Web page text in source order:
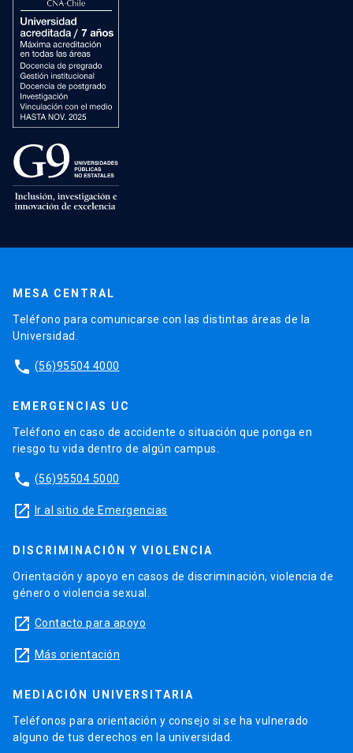
MESA CENTRAL
Teléfono para comunicarse con las distintas áreas de la
Universidad.
phone (56)95504 4000
EMERGENCIAS UC
Teléfono en caso de accidente o situación que ponga en
riesgo tu vida dentro de algún campus.
phone (56)95504 5000
launch Ir al sitio de Emergencias
DISCRIMINACIÓN Y VIOLENCIA
Orientación y apoyo en casos de discriminación, violencia de
género o violencia sexual.
launch Contacto para apoyo
launch Más orientación
MEDIACIÓN UNIVERSITARIA
Teléfonos para orientación y consejo si se ha vulnerado
alguno de tus derechos en la universidad.